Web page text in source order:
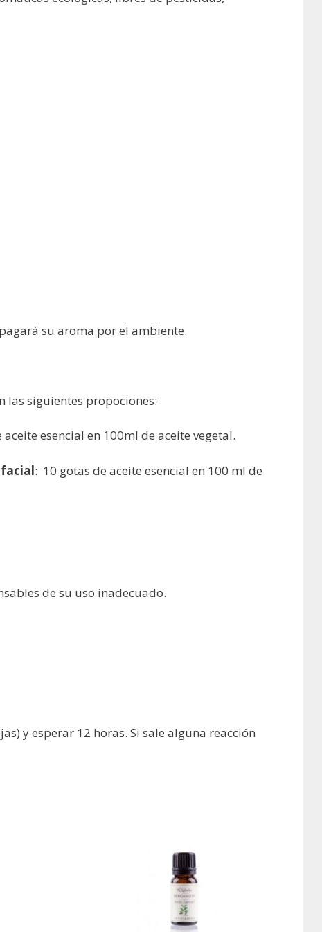
su aroma por el ambiente.
las siguientes propociones:
aceite esencial en 100ml de aceite vegetal.
facial: 10 gotas de aceite esencial en 100 ml de
de su uso inadecuado.
y esperar 12 horas. Si sale alguna reacción